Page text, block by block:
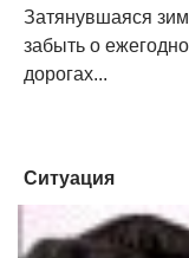
Затянувшаяся
забыть о
дорогах...
Ситуация